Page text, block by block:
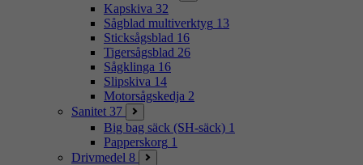
Kapskiva 32
Sågblad multiverktyg 13
Sticksågsblad 16
Tigersågsblad 26
Sågklinga 16
Slipskiva 14
Motorsågskedja 2
Sanitet 37
Big bag säck (SH-säck) 1
Papperskorg 1
Drivmedel 8